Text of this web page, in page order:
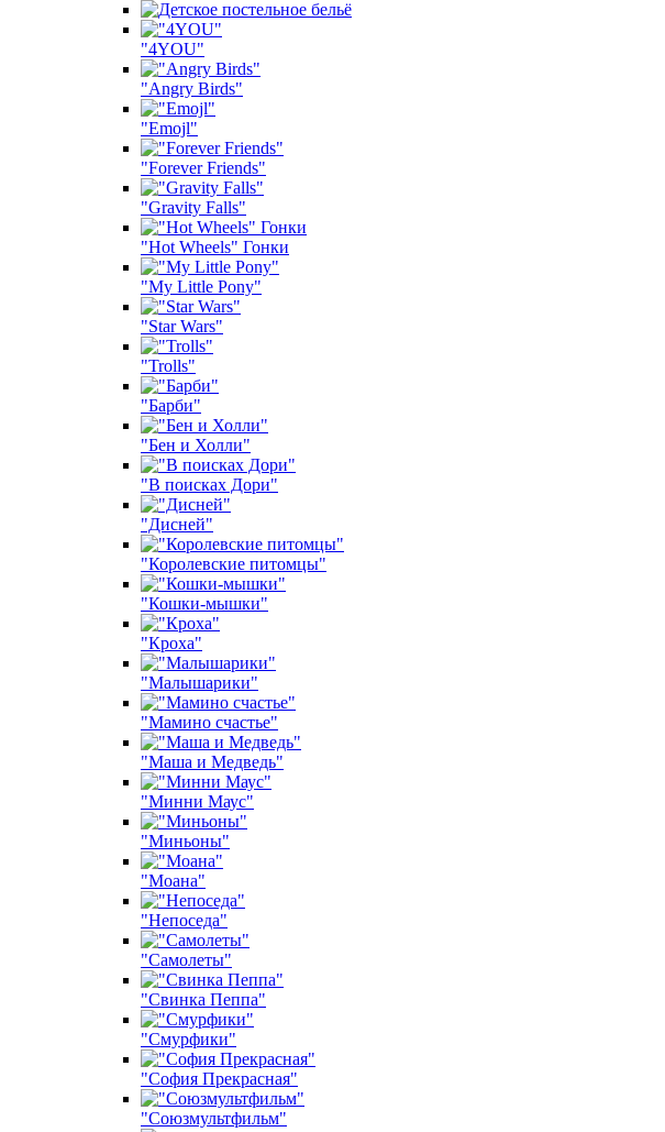
"4YOU"
"Angry Birds"
"Emojl"
"Forever Friends"
"Gravity Falls"
"Hot Wheels" Гонки
"My Little Pony"
"Star Wars"
"Trolls"
"Барби"
"Бен и Холли"
"В поисках Дори"
"Дисней"
"Королевские питомцы"
"Кошки-мышки"
"Кроха"
"Малышарики"
"Мамино счастье"
"Маша и Медведь"
"Минни Маус"
"Миньоны"
"Моана"
"Непоседа"
"Самолеты"
"Свинка Пеппа"
"Смурфики"
"София Прекрасная"
"Союзмультфильм"